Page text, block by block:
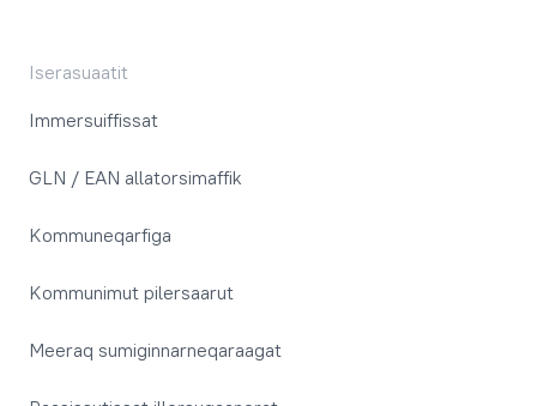
Iserasuaatit
Immersuiffissat
GLN / EAN allatorsimaffik
Kommuneqarfiga
Kommunimut pilersaarut
Meeraq sumiginnarneqaraagat